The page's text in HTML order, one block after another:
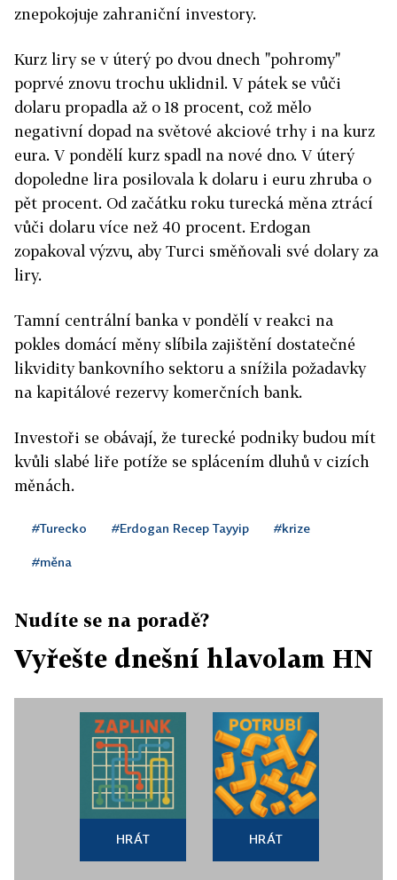
znepokojuje zahraniční investory.
Kurz liry se v úterý po dvou dnech "pohromy"
poprvé znovu trochu uklidnil. V pátek se vůči
dolaru propadla až o 18 procent, což mělo
negativní dopad na světové akciové trhy i na kurz
eura. V pondělí kurz spadl na nové dno. V úterý
dopoledne lira posilovala k dolaru i euru zhruba o
pět procent. Od začátku roku turecká měna ztrácí
vůči dolaru více než 40 procent. Erdogan
zopakoval výzvu, aby Turci směňovali své dolary za
liry.
Tamní centrální banka v pondělí v reakci na
pokles domácí měny slíbila zajištění dostatečné
likvidity bankovního sektoru a snížila požadavky
na kapitálové rezervy komerčních bank.
Investoři se obávají, že turecké podniky budou mít
kvůli slabé liře potíže se splácením dluhů v cizích
měnách.
#Turecko #Erdogan Recep Tayyip #krize
#měna
Nudíte se na poradě?
Vyřešte dnešní hlavolam HN
HRÁT HRÁT